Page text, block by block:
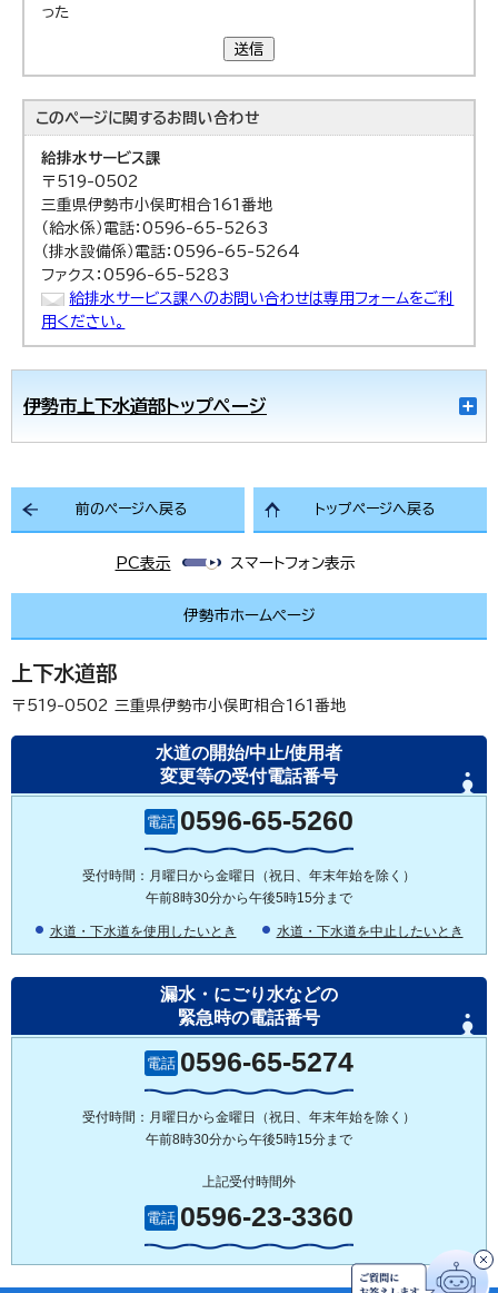
った
送信
このページに関するお問い合わせ
給排水サービス課
〒519-0502
三重県伊勢市小俣町相合161番地
（給水係）電話：0596-65-5263
（排水設備係）電話：0596-65-5264
ファクス：0596-65-5283
給排水サービス課へのお問い合わせは専用フォームをご利
用ください。
伊勢市上下水道部トップページ
前のページへ戻る トップページへ戻る
PC表示 スマートフォン表示
伊勢市ホームページ
上下水道部
〒519-0502 三重県伊勢市小俣町相合161番地
水道の開始/中止/使用者
変更等の受付電話番号
電話 0596-65-5260
受付時間：月曜日から金曜日（祝日、年末年始を除く）
午前8時30分から午後5時15分まで
水道・下水道を使用したいとき 水道・下水道を中止したいとき
漏水・にごり水などの
緊急時の電話番号
電話 0596-65-5274
受付時間：月曜日から金曜日（祝日、年末年始を除く）
午前8時30分から午後5時15分まで
上記受付時間外
電話 0596-23-3360